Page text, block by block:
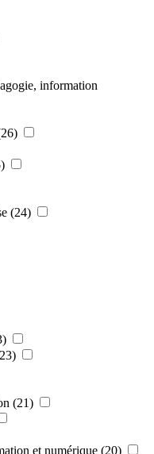
information
(24)
(21)
et numérique (20)